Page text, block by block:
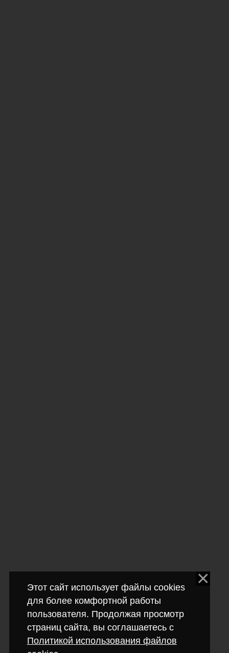
Этот сайт использует файлы cookies
для более комфортной работы
пользователя. Продолжая просмотр
страниц сайта, вы соглашаетесь с
Политикой использования файлов